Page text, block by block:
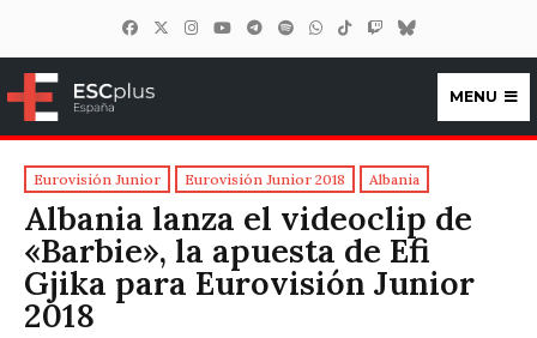
ESCplus España
MENU
Eurovisión Junior Eurovisión Junior 2018 Albania
Albania lanza el videoclip de
«Barbie», la apuesta de Efi
Gjika para Eurovisión Junior
2018